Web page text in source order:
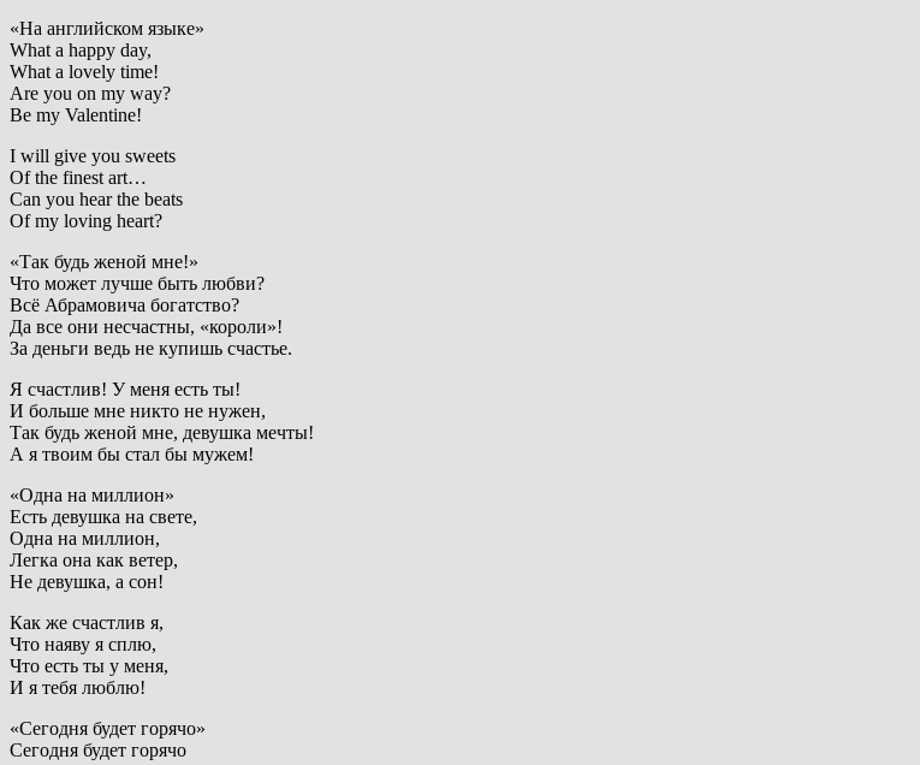
«На английском языке»
What a happy day,
What a lovely time!
Are you on my way?
Be my Valentine!
I will give you sweets
Of the finest art…
Can you hear the beats
Of my loving heart?
«Так будь женой мне!»
Что может лучше быть любви?
Всё Абрамовича богатство?
Да все они несчастны, «короли»!
За деньги ведь не купишь счастье.
Я счастлив! У меня есть ты!
И больше мне никто не нужен,
Так будь женой мне, девушка мечты!
А я твоим бы стал бы мужем!
«Одна на миллион»
Есть девушка на свете,
Одна на миллион,
Легка она как ветер,
Не девушка, а сон!
Как же счастлив я,
Что наяву я сплю,
Что есть ты у меня,
И я тебя люблю!
«Сегодня будет горячо»
Сегодня будет горячо